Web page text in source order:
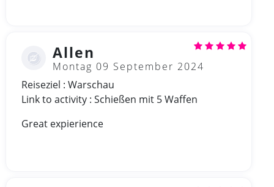
Allen
Montag 09 September 2024
Reiseziel : Warschau
Link to activity : Schießen mit 5 Waffen
Great expierience